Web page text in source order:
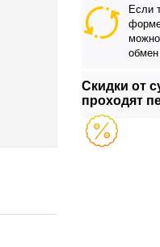
Если
обмен
Скидки от
проходят